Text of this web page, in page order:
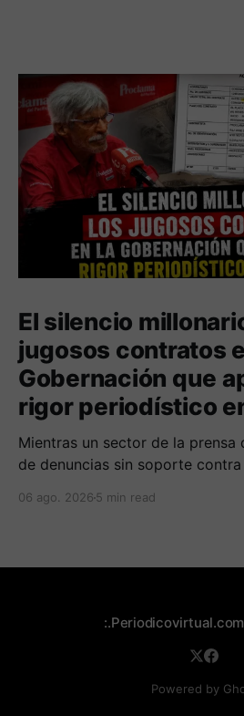
El silencio
jugosos contratos
Gobernación que
rigor periodístico
Mientras un sector de la prensa
de denuncias sin soporte
revelan acuerdos por 140
06 ago. 2026 5 min read
Powered by